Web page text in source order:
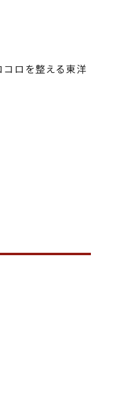
コロを整える東洋